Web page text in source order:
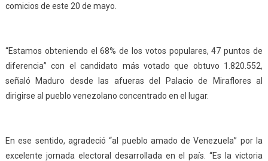
comicios de este 20 de mayo.
“Estamos obteniendo el 68% de los votos populares, 47 puntos de
diferencia” con el candidato más votado que obtuvo 1.820.552,
señaló Maduro desde las afueras del Palacio de Miraflores al
dirigirse al pueblo venezolano concentrado en el lugar.
En ese sentido, agradeció “al pueblo amado de Venezuela” por la
excelente jornada electoral desarrollada en el país. “Es la victoria